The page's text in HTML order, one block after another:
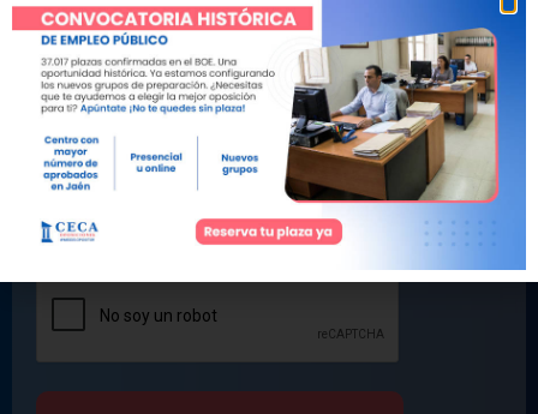
datos:Enviar información y comunicaciones comerciales.
Derechos: Los usuarios pueden limitar, recuperar y borrar su
información en cualquier momento.
Política de privacidad
Confirmo que he leído y acepto la
política de
CAPTCHA